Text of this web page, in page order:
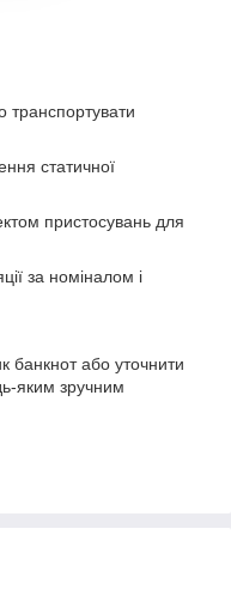
транспортувати
статичної
пристосувань для
за номіналом і
банкнот або уточнити
яким зручним